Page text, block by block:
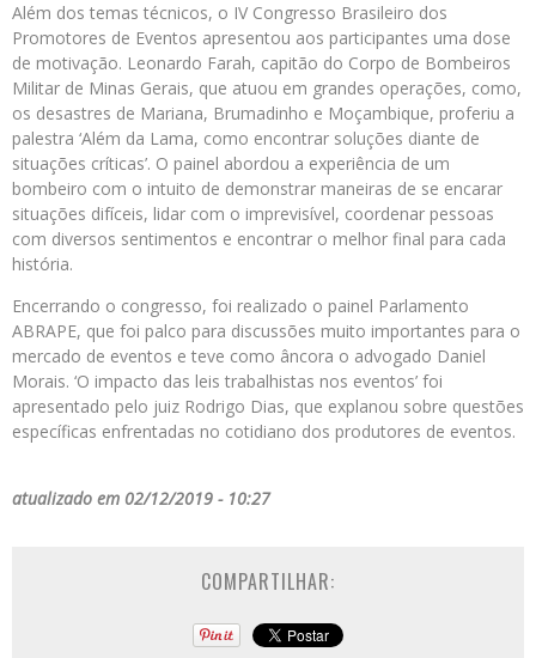
Além dos temas técnicos, o IV Congresso Brasileiro dos
Promotores de Eventos apresentou aos participantes uma dose
de motivação. Leonardo Farah, capitão do Corpo de Bombeiros
Militar de Minas Gerais, que atuou em grandes operações, como,
os desastres de Mariana, Brumadinho e Moçambique, proferiu a
palestra ‘Além da Lama, como encontrar soluções diante de
situações críticas’. O painel abordou a experiência de um
bombeiro com o intuito de demonstrar maneiras de se encarar
situações difíceis, lidar com o imprevisível, coordenar pessoas
com diversos sentimentos e encontrar o melhor final para cada
história.
Encerrando o congresso, foi realizado o painel Parlamento
ABRAPE, que foi palco para discussões muito importantes para o
mercado de eventos e teve como âncora o advogado Daniel
Morais. ‘O impacto das leis trabalhistas nos eventos’ foi
apresentado pelo juiz Rodrigo Dias, que explanou sobre questões
específicas enfrentadas no cotidiano dos produtores de eventos.
atualizado em 02/12/2019 - 10:27
COMPARTILHAR: